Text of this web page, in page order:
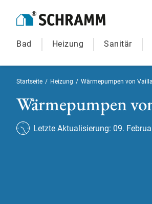
Bad Heizung Sanitär
Startseite / Heizung / Wärmepumpen von
Wärmepumpen
Letzte Aktualisierung: 09.